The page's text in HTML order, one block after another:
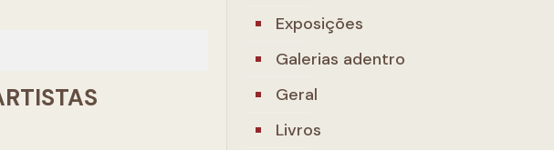
Exposições
Galerias adentro
Geral
Livros